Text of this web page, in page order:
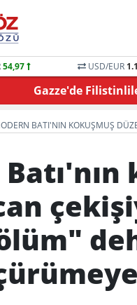
54,97 USD/EUR
Gazze'de
BATI'NIN KOKUŞMUŞ